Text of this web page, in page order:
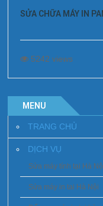
SỬA CHỮA MÁY IN
5242 views
MENU
TRANG CHỦ
DỊCH VỤ
Sửa máy tính tại Hà
Sửa máy in tai Hà Nội